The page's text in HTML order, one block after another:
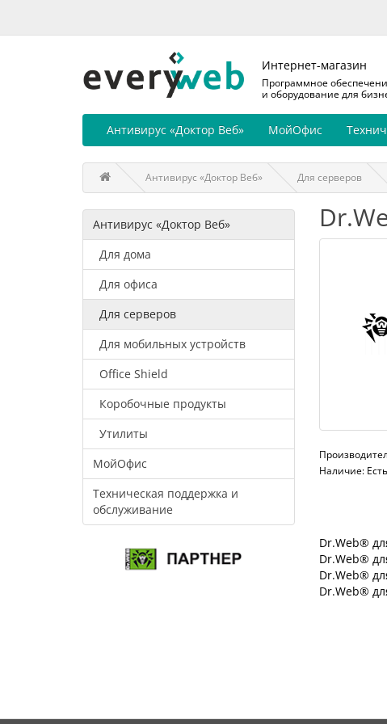
Интернет-магазин
Программное
и оборудование для
Антивирус «Доктор Веб» МойОфис
Антивирус «Доктор Веб» Для серверов
Антивирус «Доктор Веб»
Для дома
Для офиса
Для серверов
Для мобильных устройств
Office Shield
Коробочные продукты
Утилиты
МойОфис
Техническая поддержка и
обслуживание
Наличие:
Dr.Web®
Dr.Web®
Dr.Web®
Dr.Web®